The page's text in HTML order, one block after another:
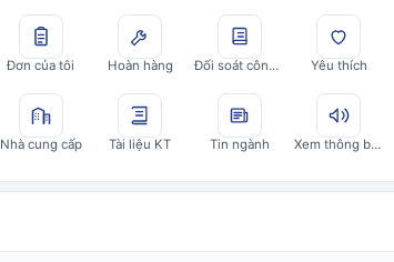
Đơn của tôi Hoàn hàng Đối soát công nợ Yêu thích
Nhà cung cấp Tài liệu KT Tin ngành Xem thông báo